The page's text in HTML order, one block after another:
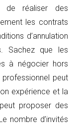
de réaliser des
les contrats
d’annulation
Sachez que les
à négocier hors
peut
expérience et la
proposer des
nombre d’invités